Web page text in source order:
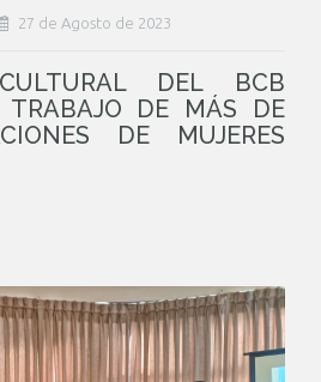
27 de Agosto de 2023
DEL BCB
TRABAJO DE MÁS DE
DE MUJERES